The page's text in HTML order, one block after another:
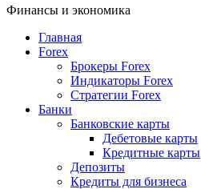
Финансы и экономика
Главная
Forex
Брокеры Forex
Индикаторы Forex
Стратегии Forex
Банки
Банковские карты
Дебетовые карты
Кредитные карты
Депозиты
Кредиты для бизнеса